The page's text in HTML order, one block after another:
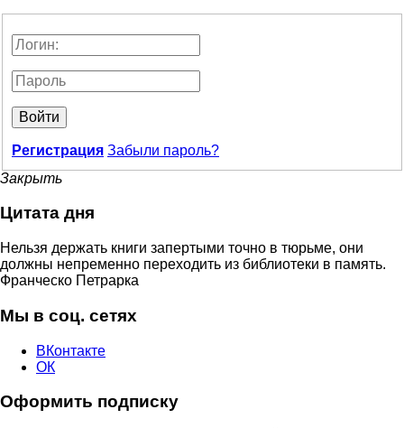
Войти
Регистрация Забыли пароль?
Закрыть
Цитата дня
Нельзя держать книги запертыми точно в тюрьме, они
должны непременно переходить из библиотеки в память.
Франческо Петрарка
Мы в соц. сетях
ВКонтакте
ОК
Оформить подписку